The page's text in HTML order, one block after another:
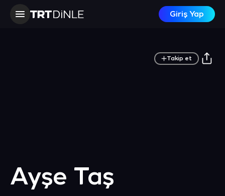
Giriş Yap
Ayşe Taş
Takip et